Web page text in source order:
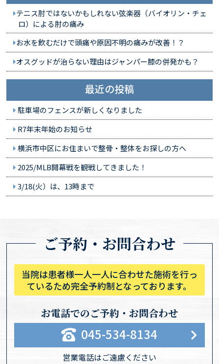
テニス肘ではないかもしれない弦楽器（バイオリン・チェ
ロ）による肘の痛み
お水を飲むだけで頭痛や原因不明の痛みが改善！？
オスグッドが治らない理由はジャンパー膝の併発かも？
最近の投稿
駐車場のフェンスが新しくなりました
R7年末年始のお知らせ
横浜市中区にお住まいで整骨・整体をお探しの方へ
2025/MLB開幕戦を観戦してきました！
3/18(火）は、13時まで
ご予約・お問合わせ
当院は患者様一人一人に合わせた施術を行っ
ているため完全予約制となっております。
お電話でのご予約・お問合わせ
045-534-8134
営業電話はご遠慮ください